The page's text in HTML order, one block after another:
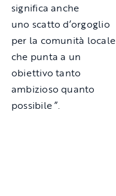
significa anche
uno scatto d’orgoglio
per la comunità locale
che punta a un
obiettivo tanto
ambizioso quanto
possibile ”.